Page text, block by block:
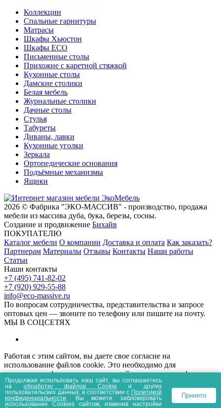
Коллекции
Спальные гарнитуры
Матрасы
Шкафы Хьюстон
Шкафы ECO
Письменные столы
Прихожие с каретной стяжкой
Кухонные столы
Дамские столики
Белая мебель
Журнальные столики
Дачные столы
Стулья
Табуреты
Диваны, лавки
Кухонные уголки
Зеркала
Ортопедические основания
Подъёмные механизмы
Ящики
2026 © Фабрика "ЭКО-МАССИВ" - производство, продажа
мебели из массива дуба, бука, березы, сосны.
Создание и продвижение Бихайв
ПОКУПАТЕЛЮ
Каталог мебели О компании Доставка и оплата Как заказать?
Партнерам Материалы Отзывы Контакты Наши работы
Статьи
Наши контакты
+7 (495) 741-82-02
+7 (920) 929-55-88
info@eco-massive.ru
По вопросам сотрудничества, представи­тельства и запросе
оптовых цен — звоните по телефону или пишите на почту.
МЫ В СОЦСЕТЯХ
Работая с этим сайтом, вы даете свое согласие на
использование файлов cookie. Это необходимо для
нормального функционирования сайта и анализа трафика.
Информация, представленная на сайте носит
информационный характер и не является публичной офертой.
Политика конфиденциальности
Пользовательское соглашение
Продолжая использовать наш сайт, вы соглашаетесь
на обработку файлов Сookie и других
пользовательских данных, в соответствии с Политикой
конфиденциальности . Вы можете заблокировать
использование Cookies сайтом, изменив настройки
Принято